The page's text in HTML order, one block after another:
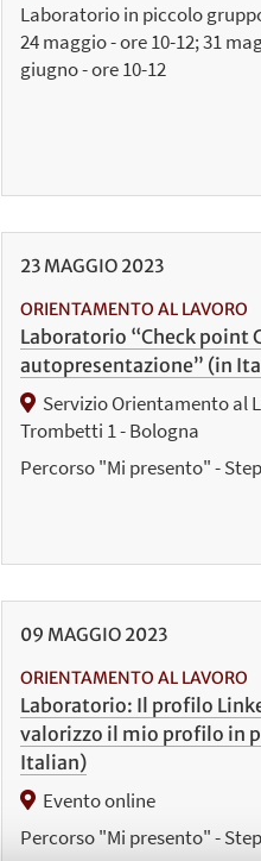
Laboratorio in piccolo
24 maggio - ore 10-12; 31
giugno - ore 10-12
23 MAGGIO 2023
ORIENTAMENTO AL LAVORO
Laboratorio “Check point
autopresentazione” (in
Servizio Orientamento al
Trombetti 1 - Bologna
Percorso "Mi presento" -
09 MAGGIO 2023
ORIENTAMENTO AL LAVORO
Laboratorio: Il profilo
valorizzo il mio profilo in
Italian)
Evento online
Percorso "Mi presento" -